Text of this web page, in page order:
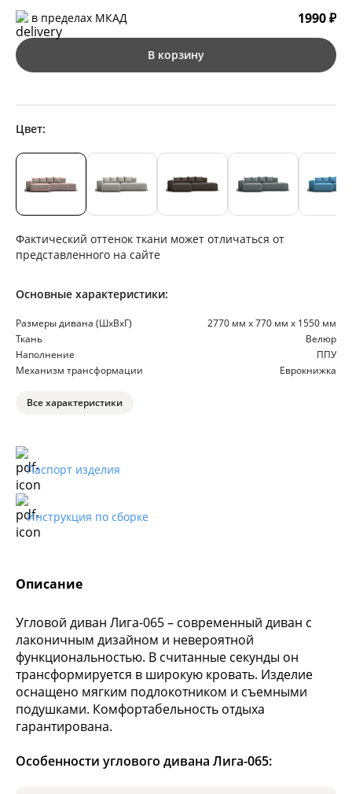
Описание
Угловой диван Лига-065 – современный диван с
лаконичным дизайном и невероятной
функциональностью. В считанные секунды он
трансформируется в широкую кровать. Изделие
оснащено мягким подлокотником и съемными
подушками. Комфортабельность отдыха
гарантирована.
Особенности углового дивана Лига-065:
в пределах МКАД 1990 ₽
В корзину
Цвет:
Фактический оттенок ткани может отличаться от
представленного на сайте
Основные характеристики:
Размеры дивана (ШхВхГ)
2770 мм х 770 мм х 1550 мм
Ткань
Велюр
Наполнение
ППУ
Механизм трансформации
Еврокнижка
Все характеристики
Паспорт изделия
Инструкция по сборке